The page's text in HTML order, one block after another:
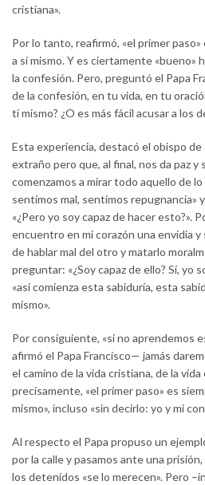
cristiana».
Por lo tanto, reafirmó, «el primer
a sí mismo. Y es ciertamente «bueno»
la confesión. Pero, preguntó el Papa
de la confesión, en tu vida, en tu
tí mismo? ¿O es más fácil acusar a los
Esta experiencia, destacó el obispo de
extraño pero que, al final, nos da paz y
comenzamos a mirar todo aquello de
sentimos mal, sentimos repugnancia»
«¿Pero yo soy capaz de hacer esto?».
encuentro en mi corazón una envidia y
de hablar mal del otro y matarlo
preguntar: «¿Soy capaz de ello? Sí, yo
«así comienza esta sabiduría, esta
mismo».
Por consiguiente, «si no aprendemos
afirmó el Papa Francisco— jamás
el camino de la vida cristiana, de la
precisamente, «el primer paso» es
mismo», incluso «sin decirlo: yo y mi
Al respecto el Papa propuso un
por la calle y pasamos ante una
los detenidos «se lo merecen». Pero